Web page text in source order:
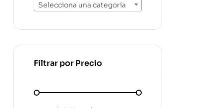
Selecciona una categoría
Filtrar por Precio